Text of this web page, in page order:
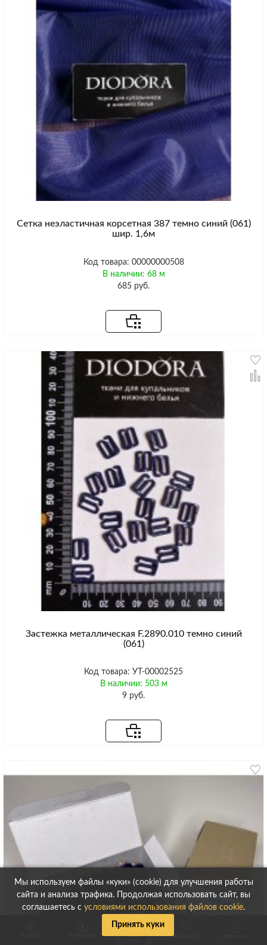
WhatsApp
Сетка неэластичная корсетная 387 темно синий (061)
шир. 1,6м
Код товара: 00000000508
В наличии: 68 м
685 руб.
Застежка металлическая F.2890.010 темно синий
(061)
Код товара: УТ-00002525
В наличии: 503 м
9 руб.
Мы используем файлы «куки» (cookie) для улучшения работы
сайта и анализа трафика. Продолжая использовать сайт, вы
соглашаетесь с условиями использования файлов cookie.
Принять куки